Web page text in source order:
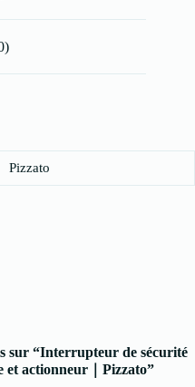
Pizzato
sur “Interrupteur de sécurité
et actionneur｜Pizzato”